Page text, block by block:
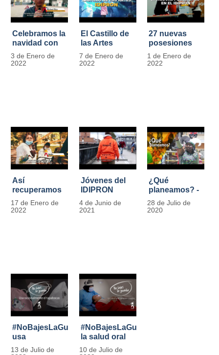
Celebramos la
navidad con
los Niños y
Niñas de los
3 de Enero de
2022
El Castillo de
las Artes
celebra su
primer año
7 de Enero de
2022
27 nuevas
posesiones
en el IDIPRON
1 de Enero de
2022
Así
recuperamos
las bancas del
Park Way
17 de Enero de
2022
Jóvenes del
IDIPRON
comprometidos
con la
4 de Junio de
2021
¿Qué
planeamos? -
Por Carlos
Marín, director
28 de Julio de
2020
#NoBajesLaGuardia:
usa
racionalmente
13 de Julio de
#NoBajesLaGuardia:
la salud oral
también
10 de Julio de